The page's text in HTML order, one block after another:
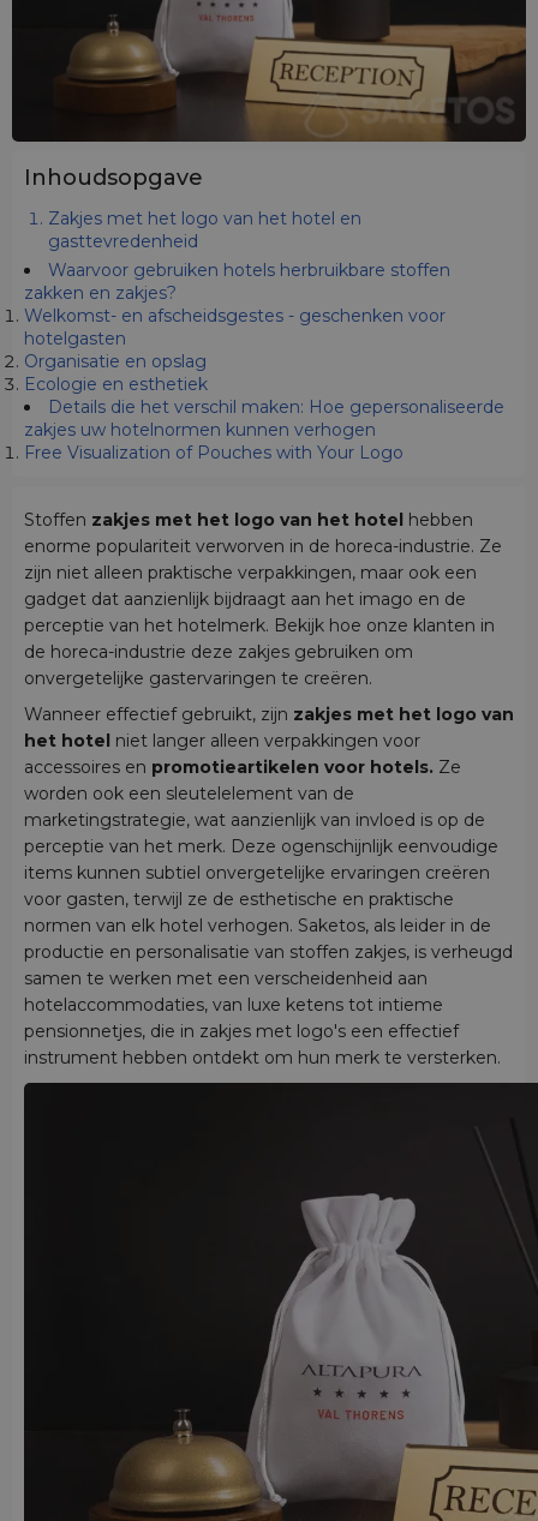
Inhoudsopgave
Zakjes met het logo van het hotel en
gasttevredenheid
Waarvoor gebruiken hotels herbruikbare stoffen
zakken en zakjes?
Welkomst- en afscheidsgestes - geschenken voor
hotelgasten
Organisatie en opslag
Ecologie en esthetiek
Details die het verschil maken: Hoe gepersonaliseerde
zakjes uw hotelnormen kunnen verhogen
Free Visualization of Pouches with Your Logo
Stoffen zakjes met het logo van het hotel hebben
enorme populariteit verworven in de horeca-industrie. Ze
zijn niet alleen praktische verpakkingen, maar ook een
gadget dat aanzienlijk bijdraagt aan het imago en de
perceptie van het hotelmerk. Bekijk hoe onze klanten in
de horeca-industrie deze zakjes gebruiken om
onvergetelijke gastervaringen te creëren.
Wanneer effectief gebruikt, zijn zakjes met het logo van
het hotel niet langer alleen verpakkingen voor
accessoires en promotieartikelen voor hotels. Ze
worden ook een sleutelelement van de
marketingstrategie, wat aanzienlijk van invloed is op de
perceptie van het merk. Deze ogenschijnlijk eenvoudige
items kunnen subtiel onvergetelijke ervaringen creëren
voor gasten, terwijl ze de esthetische en praktische
normen van elk hotel verhogen. Saketos, als leider in de
productie en personalisatie van stoffen zakjes, is verheugd
samen te werken met een verscheidenheid aan
hotelaccommodaties, van luxe ketens tot intieme
pensionnetjes, die in zakjes met logo's een effectief
instrument hebben ontdekt om hun merk te versterken.